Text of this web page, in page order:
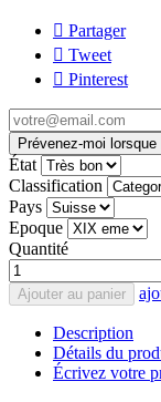
Partager
Tweet
Pinterest
Prévenez-moi
État
Classification
Pays
Epoque
Quantité
Ajouter au panier
Description
Détails du
Écrivez votre